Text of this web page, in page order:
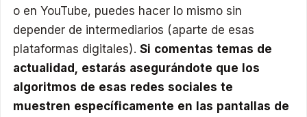
o en YouTube, puedes hacer lo mismo sin
depender de intermediarios (aparte de esas
plataformas digitales).Si comentas temas de
actualidad, estarás asegurándote que los
algoritmos de esas redes sociales te
muestren específicamente en las pantallas de